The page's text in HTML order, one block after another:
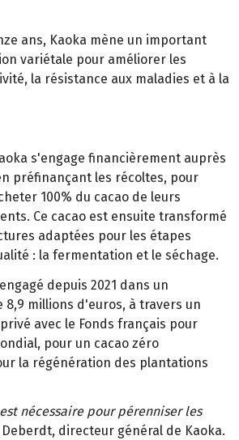
ans, Kaoka mène un important
variétale pour améliorer les
la résistance aux maladies et à la
s'engage financièrement auprès
préfinançant les récoltes, pour
100% du cacao de leurs
Ce cacao est ensuite transformé
adaptées pour les étapes
: la fermentation et le séchage.
depuis 2021 dans un
millions d'euros, à travers un
avec le Fonds français pour
pour un cacao zéro
la régénération des plantations
nécessaire pour pérenniser les
Deberdt, directeur général de Kaoka.